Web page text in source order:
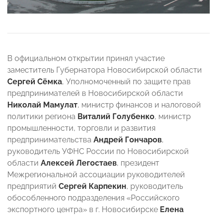
В официальном открытии принял участие
заместитель Губернатора Новосибирской области
Сергей Сёмка, Уполномоченный по защите прав
предпринимателей в Новосибирской области
Николай Мамулат, министр финансов и налоговой
политики региона Виталий Голубенко, министр
промышленности, торговли и развития
предпринимательства Андрей Гончаров,
руководитель УФНС России по Новосибирской
области Алексей Легостаев, президент
Межрегиональной ассоциации руководителей
предприятий Сергей Карпекин, руководитель
обособленного подразделения «Российского
экспортного центра» в г. Новосибирске Елена